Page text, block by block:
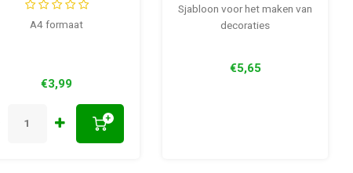
A4 formaat
€3,99
+
Sjabloon voor het maken van
decoraties
€5,65